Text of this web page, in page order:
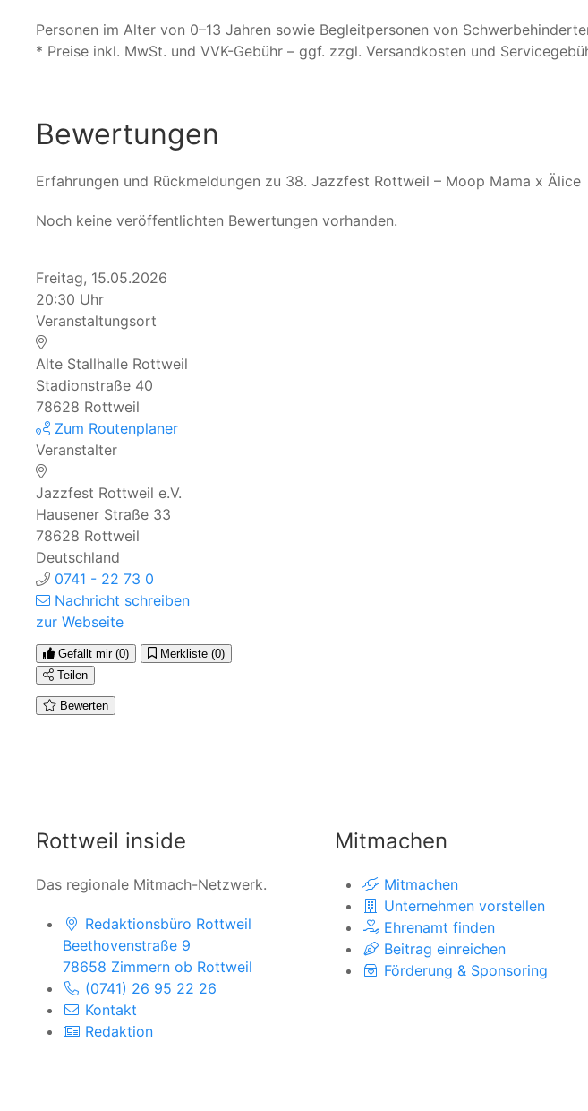
Personen im Alter von 0–13 Jahren sowie Begleitpersonen von
* Preise inkl. MwSt. und VVK-Gebühr – ggf. zzgl. Versandkosten und
Bewertungen
Erfahrungen und Rückmeldungen zu 38. Jazzfest Rottweil – Moop Mama x Älice
Noch keine veröffentlichten Bewertungen vorhanden.
Freitag, 15.05.2026
20:30 Uhr
Veranstaltungsort
Alte Stallhalle Rottweil
Stadionstraße 40
78628 Rottweil
Zum Routenplaner
Veranstalter
Jazzfest Rottweil e.V.
Hausener Straße 33
78628 Rottweil
Deutschland
0741 - 22 73 0
Nachricht schreiben
zur Webseite
Gefällt mir (0) Merkliste (0)
Teilen
Bewerten
Rottweil inside
Das regionale Mitmach-Netzwerk.
Redaktionsbüro Rottweil
Beethovenstraße 9
78658 Zimmern ob Rottweil
(0741) 26 95 22 26
Kontakt
Redaktion
Mitmachen
Mitmachen
Unternehmen vorstellen
Ehrenamt finden
Beitrag einreichen
Förderung & Sponsoring